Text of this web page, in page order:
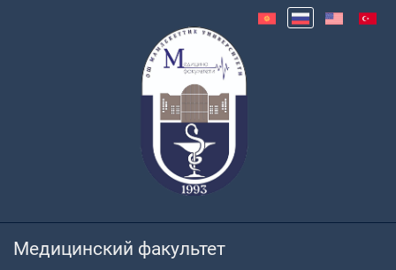
Медицинский факультет